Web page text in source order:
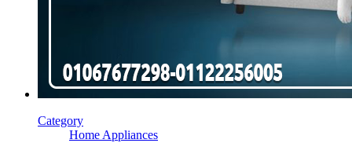
Category
Home Appliances